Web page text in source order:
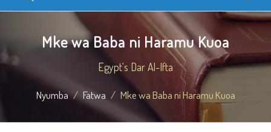
Mke wa Baba ni Haramu Kuoa
Egypt's Dar Al-Ifta
Nyumba Fatwa Mke wa Baba ni Haramu Kuoa